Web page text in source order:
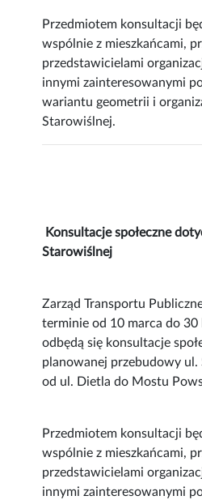
Przedmiotem konsultacji
wspólnie z mieszkańcami,
przedstawicielami
innymi zainteresowanymi
wariantu geometrii i
Starowiślnej.
Konsultacje społeczne
Starowiślnej
Zarząd Transportu
terminie od 10 marca do
odbędą się konsultacje
planowanej przebudowy
od ul. Dietla do Mostu
Przedmiotem konsultacji
wspólnie z mieszkańcami,
przedstawicielami
innymi zainteresowanymi